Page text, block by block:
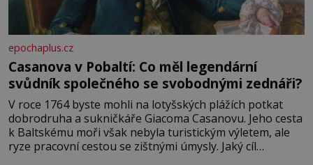
epochaplus.cz
Casanova v Pobaltí: Co měl legendární
svůdník společného se svobodnými zednáři?
V roce 1764 byste mohli na lotyšských plážích potkat
dobrodruha a sukničkáře Giacoma Casanovu. Jeho cesta
k Baltskému moři však nebyla turistickým výletem, ale
ryze pracovní cestou se zištnými úmysly. Jaký cíl